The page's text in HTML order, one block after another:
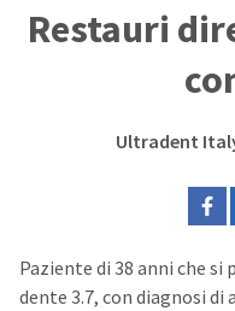
Restauri
Ultradent
Paziente di 38 anni che
dente 3.7, con diagnosi di